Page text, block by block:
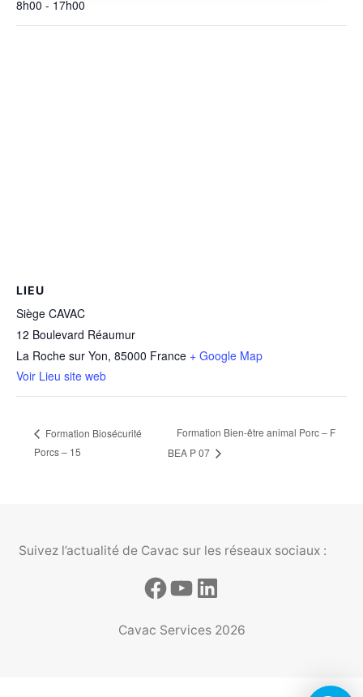
8h00 - 17h00
LIEU
Siège CAVAC
12 Boulevard Réaumur
La Roche sur Yon, 85000 France + Google Map
Voir Lieu site web
Formation Biosécurité
Porcs – 15
Formation Bien-être animal Porc – F
BEA P 07
Suivez l’actualité de Cavac sur les réseaux sociaux :
Cavac Services 2026